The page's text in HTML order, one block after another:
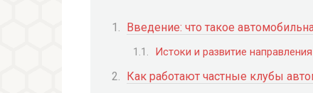
Введение: что такое
Истоки и развитие направления
Как работают частные клубы